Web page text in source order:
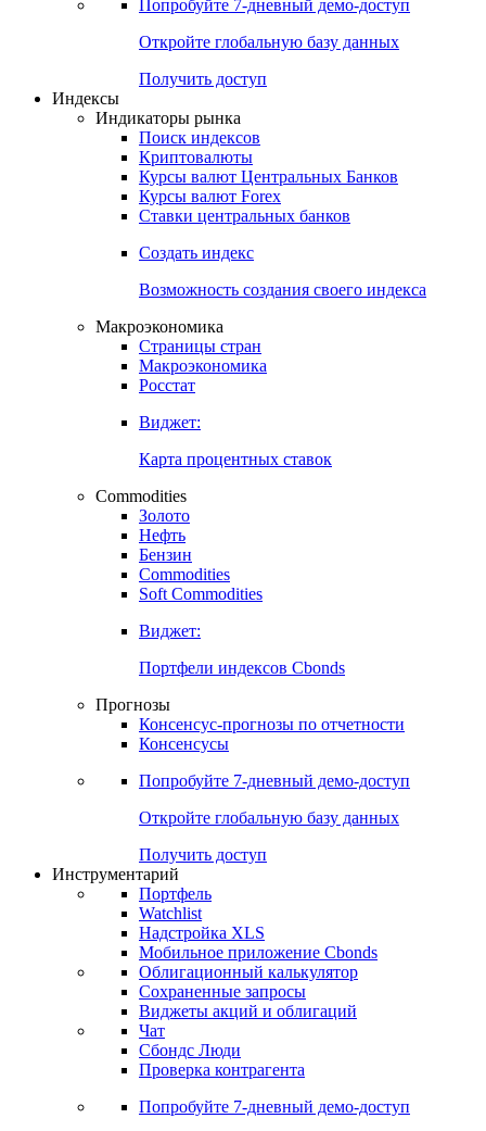
Попробуйте 7-дневный демо-доступ
Откройте глобальную базу данных
Получить доступ
Индексы
Индикаторы рынка
Поиск индексов
Криптовалюты
Курсы валют Центральных Банков
Курсы валют Forex
Ставки центральных банков
Создать индекс
Возможность создания своего индекса
Макроэкономика
Страницы стран
Макроэкономика
Росстат
Виджет:
Карта процентных ставок
Commodities
Золото
Нефть
Бензин
Commodities
Soft Commodities
Виджет:
Портфели индексов Cbonds
Прогнозы
Консенсус-прогнозы по отчетности
Консенсусы
Попробуйте 7-дневный демо-доступ
Откройте глобальную базу данных
Получить доступ
Инструментарий
Портфель
Watchlist
Надстройка XLS
Мобильное приложение Cbonds
Облигационный калькулятор
Сохраненные запросы
Виджеты акций и облигаций
Чат
Сбондс Люди
Проверка контрагента
Попробуйте 7-дневный демо-доступ